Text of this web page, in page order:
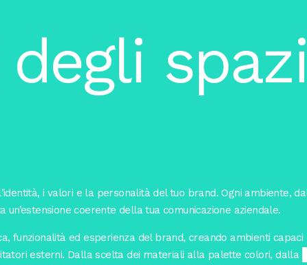
degli
i valori e la personalità del tuo brand. Ogni ambiente,
coerente della tua comunicazione aziendale.
funzionalità ed esperienza del brand, creando ambienti
esterni. Dalla scelta dei materiali alla palette colori, dalla